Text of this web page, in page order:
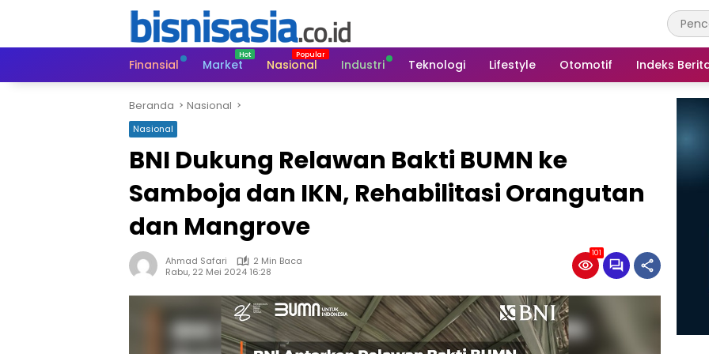
Finansial
Market Nasional Industri Teknologi Lifestyle Otomotif Indeks
Beranda Nasional
Nasional
BNI Dukung Relawan Bakti BUMN ke
Samboja dan IKN, Rehabilitasi Orangutan
dan Mangrove
Ahmad Safari
2 Min Baca
Rabu, 22 Mei 2024 16:28
101